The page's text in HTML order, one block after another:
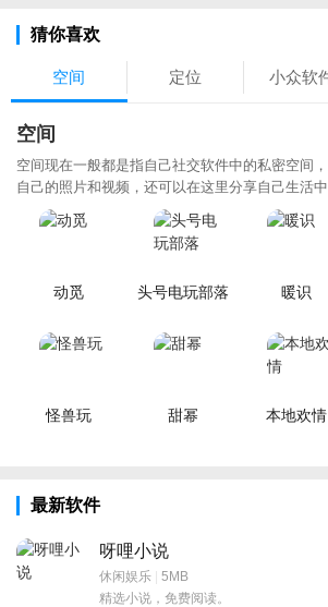
猜你喜欢
空间 定位 小众软
空间
空间现在一般都是指自己社交软件中的私密空间
自己的照片和视频，还可以在这里分享自己生活
动觅 头号电玩部落 暖识
怪兽玩 甜幂 本地欢情
最新软件
呀哩小说
休闲娱乐 | 5MB
精选小说，免费阅读。